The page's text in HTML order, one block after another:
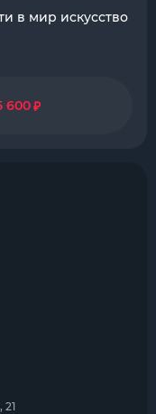
в мир искусство
600₽
21